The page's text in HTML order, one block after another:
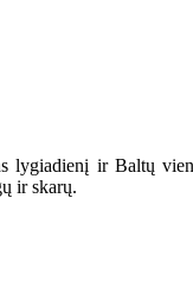
lygiadienį ir Baltų
ir skarų.